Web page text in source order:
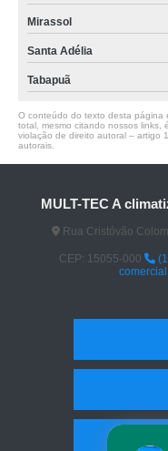
Mirassol
Santa Adélia
Tabapuã
O conteúdo do texto desta página
total, mesmo citando nossos links,
violação de direito autoral – artigo
autorais
MULT-TEC A
Rua Cristóvão
CEP: 15055-000